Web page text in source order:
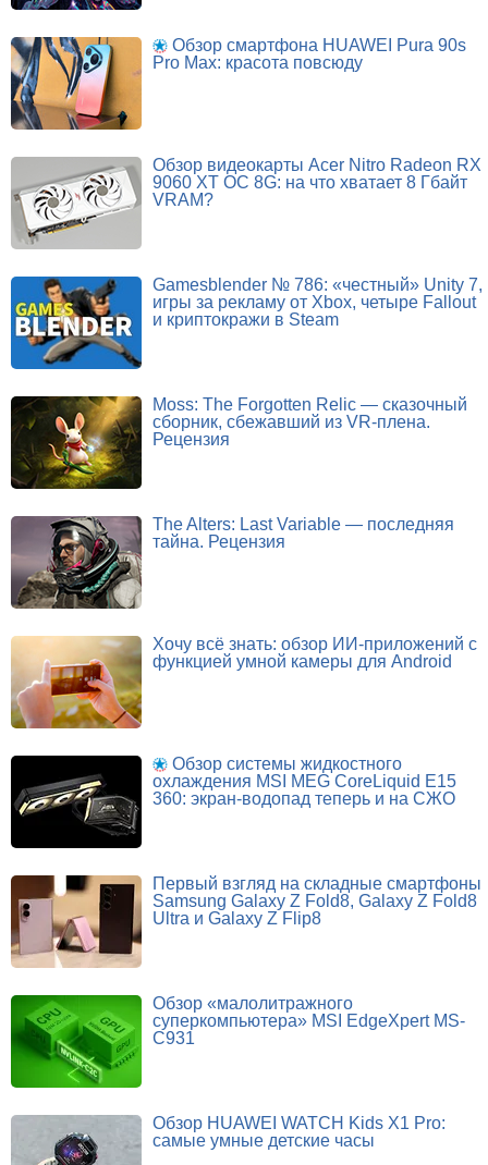
Обзор смартфона HUAWEI Pura 90s
Pro Max: красота повсюду
Обзор видеокарты Acer Nitro Radeon RX
9060 XT OC 8G: на что хватает 8 Гбайт
VRAM?
Gamesblender № 786: «честный» Unity 7,
игры за рекламу от Xbox, четыре Fallout
и криптокражи в Steam
Moss: The Forgotten Relic — сказочный
сборник, сбежавший из VR-плена.
Рецензия
The Alters: Last Variable — последняя
тайна. Рецензия
Хочу всё знать: обзор ИИ-приложений с
функцией умной камеры для Android
Обзор системы жидкостного
охлаждения MSI MEG CoreLiquid E15
360: экран-водопад теперь и на СЖО
Первый взгляд на складные смартфоны
Samsung Galaxy Z Fold8, Galaxy Z Fold8
Ultra и Galaxy Z Flip8
Обзор «малолитражного
суперкомпьютера» MSI EdgeXpert MS-
C931
Обзор HUAWEI WATCH Kids X1 Pro:
самые умные детские часы